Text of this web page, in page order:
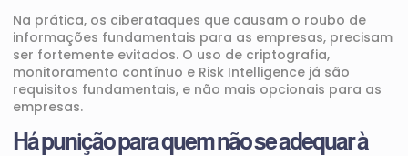
Na prática, os ciberataques que causam o roubo de
informações fundamentais para as empresas, precisam
ser fortemente evitados. O uso de criptografia,
monitoramento contínuo e Risk Intelligence já são
requisitos fundamentais, e não mais opcionais para as
empresas.
Há punição para quem não se adequar à